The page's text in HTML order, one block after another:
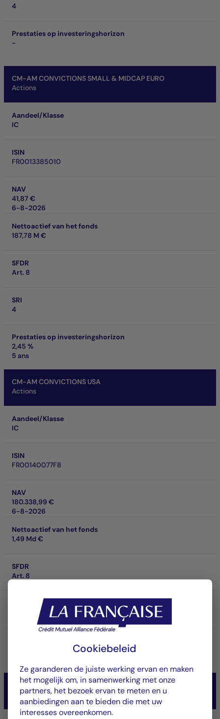
4
Prestaties op investeringshorizon
-
CM-AM CONVICTIONS SMALL & MIDCAP EURO
Actions
Aandeel/Klasse
IC
ISIN
FR0013385010
NAV
41,87 €
6-8-2026
Nettoactief van het fonds
187,78 M €
SFDR
Art. 8
SRI
4
Prestaties op investeringshorizon
2,45 %
5 ans
CM-AM CONVICTIONS USA
Actions
Aandeel/Klasse
IC
ISIN
FR00140077F8
NAV
180.338,99 €
6-8-2026
Nettoactief van het fonds
1,49 Md €
SFDR
Art. 8
CM-AM CONVICTIONS USA
Actions
Cookiebeleid
Ze garanderen de juiste werking ervan en maken
het mogelijk om, in samenwerking met onze
partners, het bezoek ervan te meten en u
aanbiedingen aan te bieden die met uw
interesses overeenkomen.